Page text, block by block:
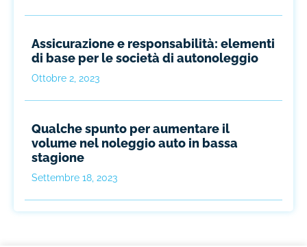
Assicurazione e responsabilità: elementi
di base per le società di autonoleggio
Ottobre 2, 2023
Qualche spunto per aumentare il
volume nel noleggio auto in bassa
stagione
Settembre 18, 2023